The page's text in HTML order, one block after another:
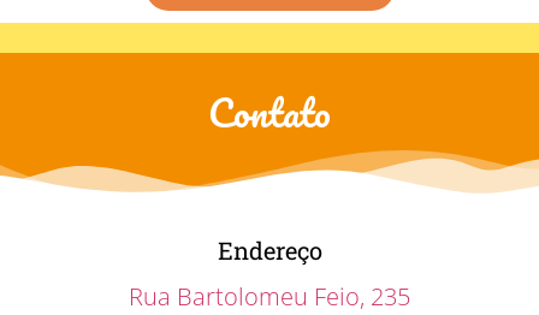
Contato
Endereço
Rua Bartolomeu Feio, 235